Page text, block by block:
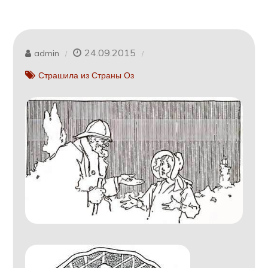
admin 24.09.2015
Страшила из Страны Оз